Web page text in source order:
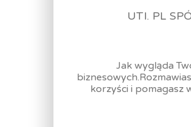
UTI. PL
Jak wygląda
korzyści i pomagasz